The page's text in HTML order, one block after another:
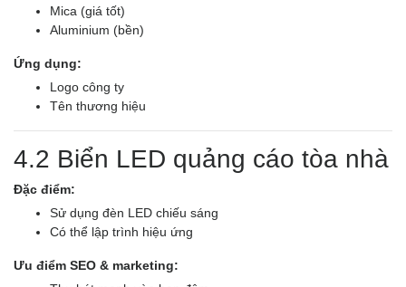
Mica (giá tốt)
Aluminium (bền)
Ứng dụng:
Logo công ty
Tên thương hiệu
4.2 Biển LED quảng cáo tòa nhà
Đặc điểm:
Sử dụng đèn LED chiếu sáng
Có thể lập trình hiệu ứng
Ưu điểm SEO & marketing: